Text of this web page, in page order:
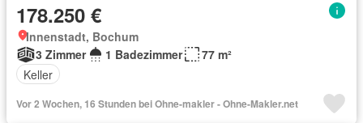
178.250 €
Innenstadt, Bochum
3 Zimmer
1 Badezimmer
77 m²
Keller
Vor 2 Wochen, 16 Stunden bei Ohne-makler - Ohne-Makler.net